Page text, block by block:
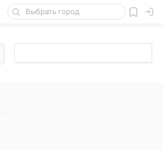
Товары для дачи